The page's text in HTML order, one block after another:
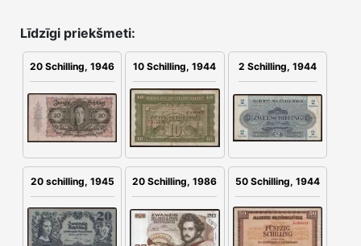
Līdzīgi priekšmeti:
20 Schilling, 1946 10 Schilling, 1944 2 Schilling, 1944
20 schilling, 1945 20 Schilling, 1986 50 Schilling, 1944